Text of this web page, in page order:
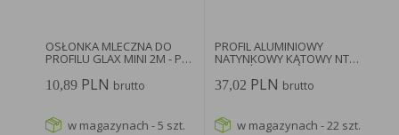
OSŁONKA MLECZNA DO
PROFILU GLAX MINI 2M - PA-
10,89 PLN brutto
w magazynach - 5 szt.
PROFIL ALUMINIOWY
NATYNKOWY KĄTOWY NTL
DO TAŚM...
37,02 PLN brutto
w magazynach - 22 szt.